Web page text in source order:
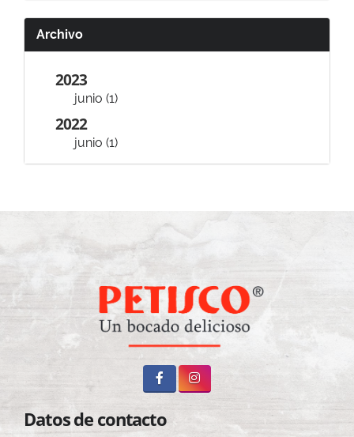
Archivo
2023
junio (1)
2022
junio (1)
Datos de contacto